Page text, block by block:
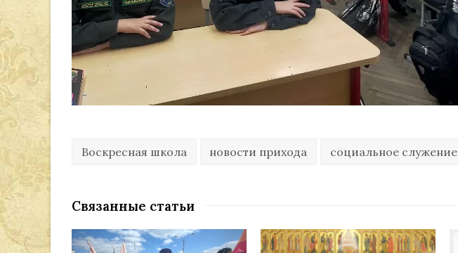
Воскресная школа новости прихода социальное служение
Связанные статьи